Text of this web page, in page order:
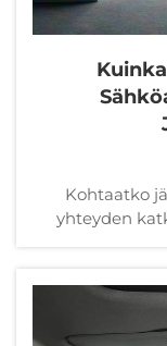
Kohtaatko
yhteyden